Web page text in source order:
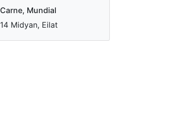
Carne, Mundial
14 Midyan, Eilat